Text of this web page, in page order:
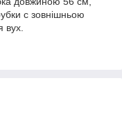
c зовнішньою
вух.